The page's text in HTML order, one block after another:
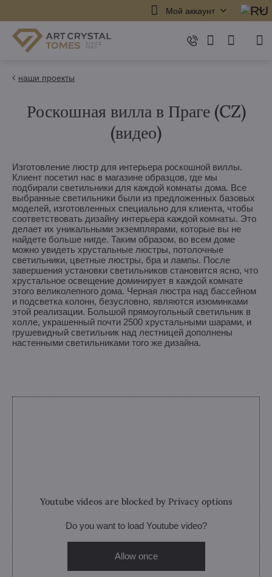
Мой аккаунт
наши проекты
Роскошная вилла в Праге (CZ)
(видео)
Изготовление люстр для интерьера роскошной виллы.
Клиент посетил нас в магазине образцов, где мы
подбирали светильники для каждой комнаты дома. Все
выбранные светильники были из предложенных базовых
моделей, изготовленных специально для клиента, чтобы
соответствовать дизайну интерьера каждой комнаты. Это
делает их уникальными экземплярами, которые вы не
найдете больше нигде. Таким образом, во всем доме
можно увидеть хрустальные люстры, потолочные
светильники, цветные люстры, бра и лампы. После
завершения установки светильников становится ясно, что
хрустальное освещение доминирует в каждой комнате
этого великолепного дома. Черная люстра над бассейном
и подсветка колонн, безусловно, являются изюминками
этой реализации. Большой прямоугольный светильник в
холле, украшенный почти 2500 хрустальными шарами, и
грушевидный светильник над лестницей дополнены
настенными светильниками того же дизайна.
Youtube videos are blocked by Privacy options
Do you want to load Youtube video?
Allow once